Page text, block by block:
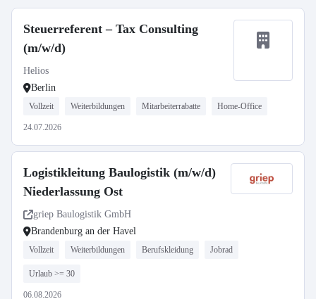
Steuerreferent – Tax Consulting
(m/w/d)
Helios
Berlin
Vollzeit Weiterbildungen Mitarbeiterrabatte Home-Office
24.07.2026
Logistikleitung Baulogistik (m/w/d)
Niederlassung Ost
griep Baulogistik GmbH
Brandenburg an der Havel
Vollzeit Weiterbildungen Berufskleidung Jobrad
Urlaub >= 30
06.08.2026